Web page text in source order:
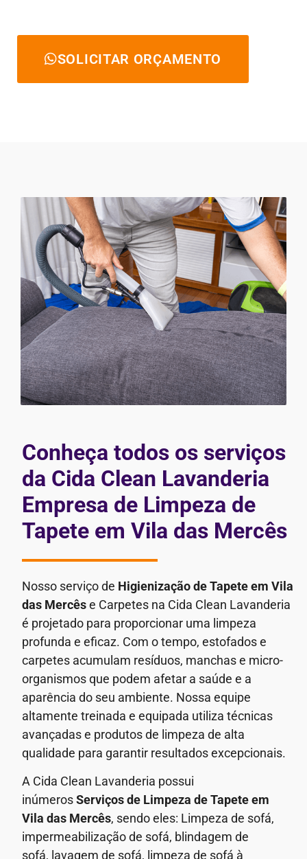
SOLICITAR ORÇAMENTO
Conheça todos os serviços
da Cida Clean Lavanderia
Empresa de Limpeza de
Tapete em Vila das Mercês
Nosso serviço de Higienização de Tapete em Vila
das Mercêse Carpetes na Cida Clean Lavanderia
é projetado para proporcionar uma limpeza
profunda e eficaz. Com o tempo, estofados e
carpetes acumulam resíduos, manchas e micro-
organismos que podem afetar a saúde e a
aparência do seu ambiente. Nossa equipe
altamente treinada e equipada utiliza técnicas
avançadas e produtos de limpeza de alta
qualidade para garantir resultados excepcionais.
A Cida Clean Lavanderia possui
inúmerosServiços de Limpeza de Tapete em
Vila das Mercês, sendo eles: Limpeza de sofá,
impermeabilização de sofá, blindagem de
sofá, lavagem de sofá, limpeza de sofá à